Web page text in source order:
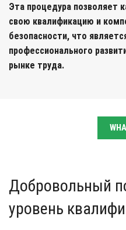
Эта процедура позволяет
свою квалификацию и
безопасности, что
профессионального
рынке труда.
Добровольный
уровень